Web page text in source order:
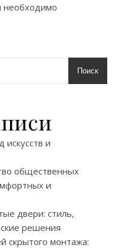
необходимо
Поиск
искусств и
общественных
и
двери: стиль,
решения
скрытого монтажа: